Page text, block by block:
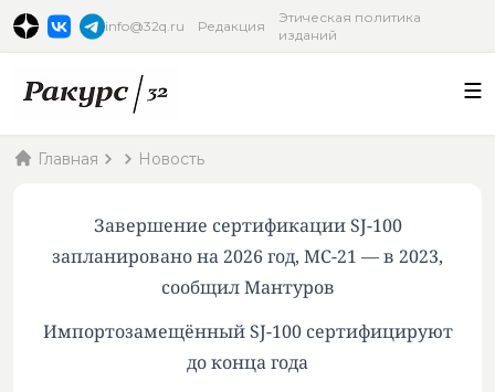
info@32q.ru Редакция
Этическая политика
изданий
Главная Новость
Завершение сертификации SJ-100
запланировано на 2026 год, МС-21 — в 2023,
сообщил Мантуров
Импортозамещённый SJ-100 сертифицируют
до конца года